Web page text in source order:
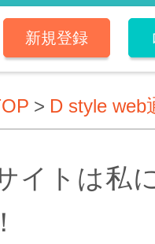
新規登録
> D style web
イトは私